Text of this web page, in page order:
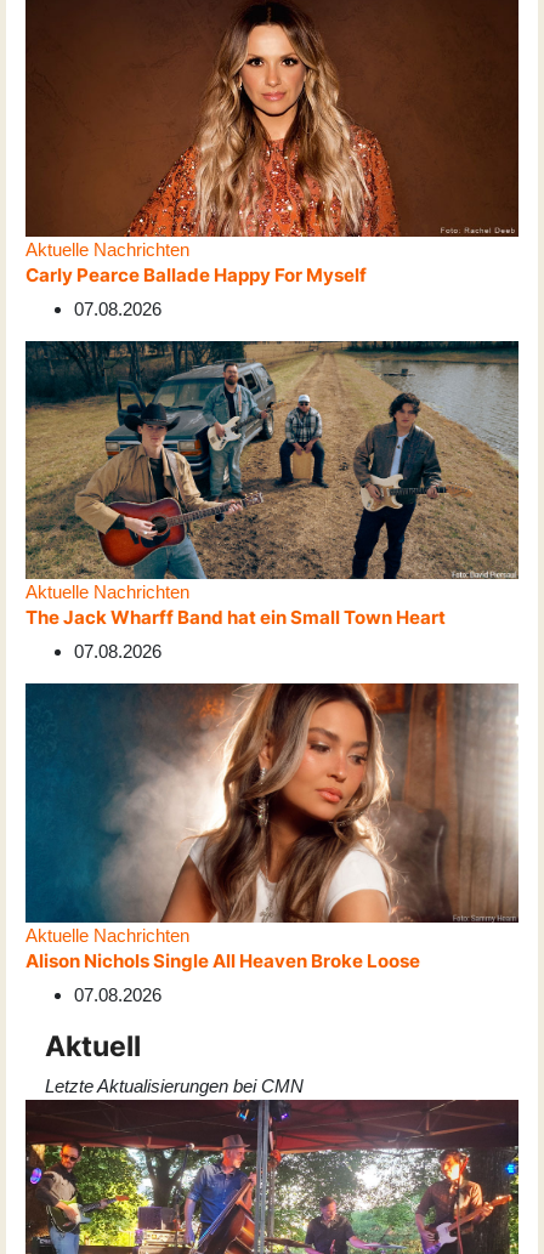
Aktuelle Nachrichten
Carly Pearce Ballade Happy For Myself
07.08.2026
Aktuelle Nachrichten
The Jack Wharff Band hat ein Small Town Heart
07.08.2026
Aktuelle Nachrichten
Alison Nichols Single All Heaven Broke Loose
07.08.2026
Aktuell
Letzte Aktualisierungen bei CMN